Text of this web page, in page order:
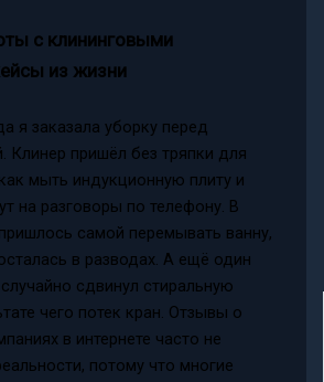
с клининговыми
из жизни
я заказала уборку перед
Клинер пришёл без тряпки для
мыть индукционную плиту и
на разговоры по телефону. В
самой перемывать ванну,
в разводах. А ещё один
сдвинул стиральную
чего потек кран. Отзывы о
в интернете часто не
потому что многие